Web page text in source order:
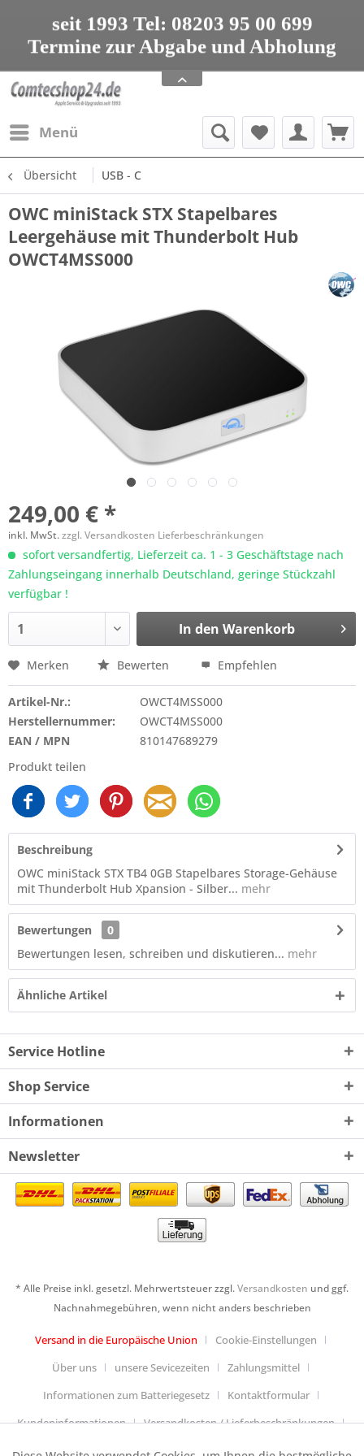
seit 1993 Tel: 08203 95 00 699
Termine zur Abgabe und Abholung
nur nach Vereinbarung
Apple Service, Upgrades und Zubehör
seit 1993 Tel: 08203 95 00 699
Menü
Übersicht USB - C
OWC miniStack STX Stapelbares
Leergehäuse mit Thunderbolt Hub
OWCT4MSS000
249,00 € *
inkl. MwSt.zzgl. Versandkosten Lieferbeschränkungen
sofort versandfertig, Lieferzeit ca. 1 - 3 Geschäftstage nach
Zahlungseingang innerhalb Deutschland, geringe Stückzahl
verfügbar !
In den Warenkorb
Merken Bewerten Empfehlen
Artikel-Nr.:
OWCT4MSS000
Herstellernummer:
OWCT4MSS000
EAN / MPN
810147689279
Produkt teilen
Beschreibung
OWC miniStack STX TB4 0GB Stapelbares Storage-Gehäuse
mit Thunderbolt Hub Xpansion - Silber... mehr
Bewertungen
0
Bewertungen lesen, schreiben und diskutieren... mehr
Ähnliche Artikel
Service Hotline
Shop Service
Informationen
Newsletter
* Alle Preise inkl. gesetzl. Mehrwertsteuer zzgl.Versandkosten und ggf.
Nachnahmegebühren, wenn nicht anders beschrieben
Versand in die Europäische Union
Cookie-Einstellungen
Über uns
unsere Sevicezeiten
Zahlungsmittel
Informationen zum Batteriegesetz
Kontaktformular
Kundeninformationen
Versandkosten / Lieferbeschränkungen
Widerrufsbelehrung & Muster-Widerrufsformular